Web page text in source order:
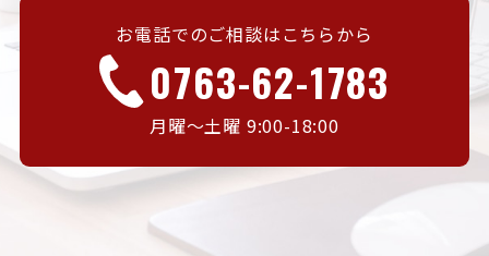
お電話でのご相談はこちらから
0763-62-1783
月曜〜土曜 9:00-18:00